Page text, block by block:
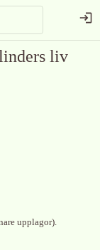
liv
upplagor).